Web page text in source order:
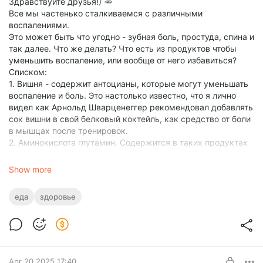
Все мы частенько сталкиваемся с различными
воспалениями.
Это может быть что угодно - зубная боль, простуда, спина и
так далее. Что же делать? Что есть из продуктов чтобы
уменьшить воспаление, или вообще от него избавиться?
Списком:
1. Вишня - содержит антоцианы, которые могут уменьшать
воспаление и боль. Это настолько известно, что я лично
видел как Арнольд Шварценеггер рекомендовал добавлять
сок вишни в свой белковый коктейль, как средство от боли
в мышцах после тренировок.
2. Аминокислота глутамин. Содержится в таких продуктах
говядина — 1,2 г /на 100 г
молоко — 0,3 г;
Не буду расписывать о ней подробно, всё это уже есть на
Show more
еда здоровье